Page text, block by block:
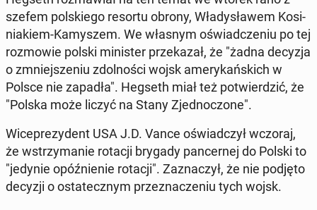
szefem pol­skie­go resortu obrony, Wła­dy­sła­wem Ko­si­
nia­kiem-Ka­my­szem. We własnym oświad­cze­niu po tej
roz­mo­wie polski mi­ni­ster prze­ka­zał, że "żadna decyzja
o zmniej­sze­niu zdol­no­ści wojsk ame­ry­kań­skich w
Polsce nie zapadła". Hegseth miał też po­twier­dzić, że
"Polska może liczyć na Stany Zjed­no­czo­ne".
Wi­ce­pre­zy­dent USA J.D. Vance oświad­czył wczoraj,
że wstrzy­ma­nie rotacji brygady pan­cer­nej do Polski to
"jedynie opóź­nie­nie rotacji". Za­zna­czył, że nie podjęto
decyzji o osta­tecz­nym prze­zna­cze­niu tych wojsk.